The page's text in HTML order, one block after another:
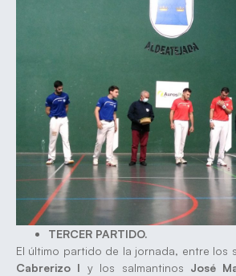
TERCER PARTIDO.
El último partido de la jornada, entre los
Cabrerizo I y los salmantinos José